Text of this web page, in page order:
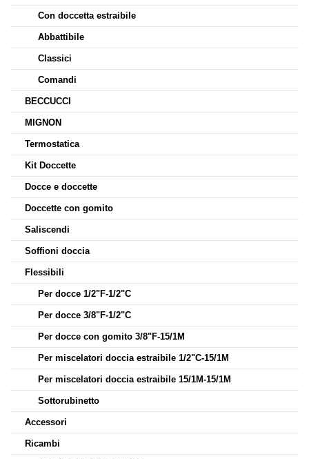
Con doccetta estraibile
Abbattibile
Classici
Comandi
BECCUCCI
MIGNON
Termostatica
Kit Doccette
Docce e doccette
Doccette con gomito
Saliscendi
Soffioni doccia
Flessibili
Per docce 1/2"F-1/2"C
Per docce 3/8"F-1/2"C
Per docce con gomito 3/8"F-15/1M
Per miscelatori doccia estraibile 1/2"C-15/1M
Per miscelatori doccia estraibile 15/1M-15/1M
Sottorubinetto
Accessori
Ricambi